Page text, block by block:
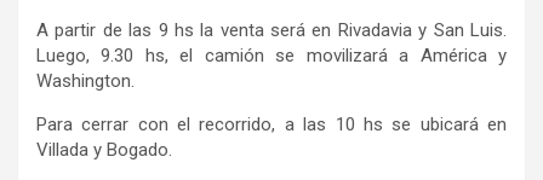
A partir de las 9 hs la venta será en Rivadavia y San Luis.
Luego, 9.30 hs, el camión se movilizará a América y
Washington.
Para cerrar con el recorrido, a las 10 hs se ubicará en
Villada y Bogado.